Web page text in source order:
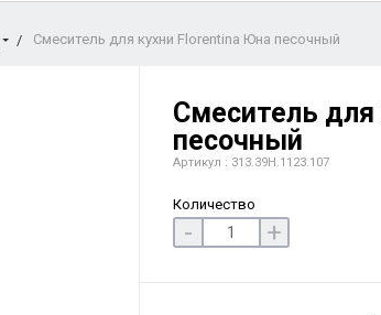
Смеситель для кухни Florentina Юна песочный
Смеситель
песочный
Артикул : 313.39H.1123.107
Количество
- +